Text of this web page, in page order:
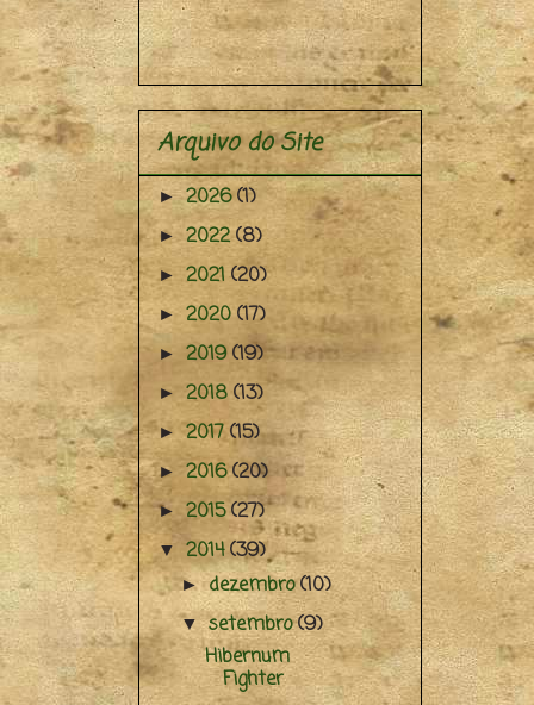
Arquivo do Site
►2026(1)
► 2022(8)
► 2021(20)
► 2020 (17)
► 2019(19)
► 2018(13)
►2017(15)
► 2016(20)
► 2015(27)
▼ 2014(39)
►dezembro(10)
▼setembro(9)
Hibernum
Fighter